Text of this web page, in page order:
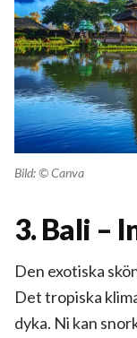
Bild: © Canva
3. Bali –
Den exotiska
Det tropiska
dyka. Ni kan